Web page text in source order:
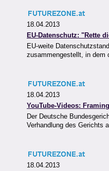
18.04.2013
EU-Datenschutz: "Rette
EU-weite
zusammengestellt, in dem
18.04.2013
YouTube-Videos:
Der Deutsche
Verhandlung des Gerichts
18.04.2013